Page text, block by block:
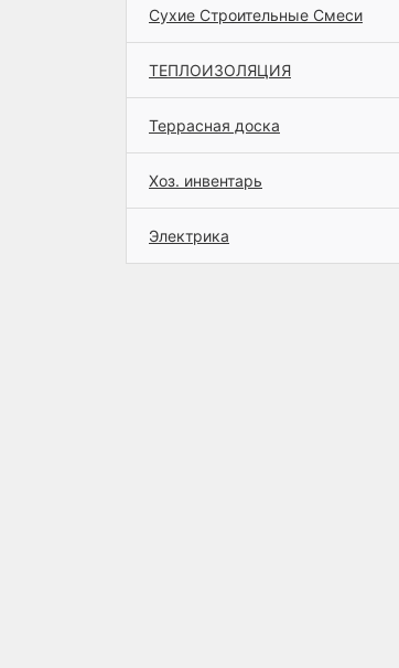
Сухие Строительные Смеси
ТЕПЛОИЗОЛЯЦИЯ
Террасная доска
Хоз. инвентарь
Электрика